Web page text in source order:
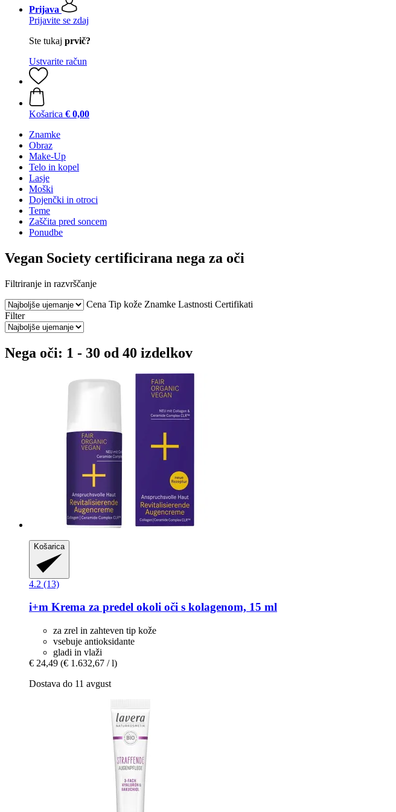
Prijava
Prijavite se zdaj
Ste tukaj prvič?
Ustvarite račun
Košarica € 0,00
Znamke
Obraz
Make-Up
Telo in kopel
Lasje
Moški
Dojenčki in otroci
Teme
Zaščita pred soncem
Ponudbe
Vegan Society certificirana nega za oči
Filtriranje in razvrščanje
Cena Tip kože Znamke Lastnosti Certifikati
Filter
Nega oči: 1 - 30 od 40 izdelkov
Košarica
4.2 (13)
i+m Krema za predel okoli oči s kolagenom, 15 ml
za zrel in zahteven tip kože
vsebuje antioksidante
gladi in vlaži
€ 24,49 (€ 1.632,67 / l)
Dostava do 11 avgust